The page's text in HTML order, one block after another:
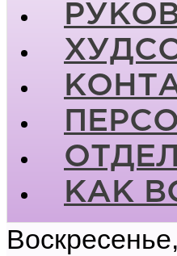
КАК